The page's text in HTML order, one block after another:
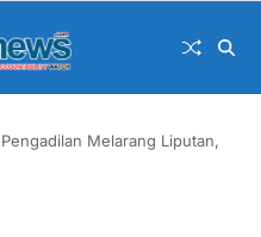
Melarang Liputan,